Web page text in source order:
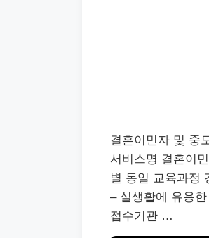
결혼이민자 및 중
서비스명 결혼이
별 동일 교육과정
– 실생활에 유용
접수기관 …